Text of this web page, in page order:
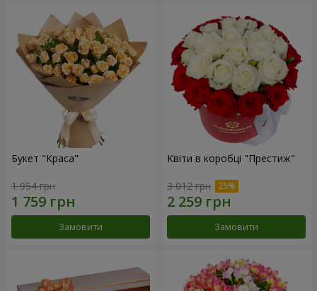
Букет "Краса"
1 954 грн
Замовити
Квіти в коробці "Престиж"
3 012 грн
Замовити